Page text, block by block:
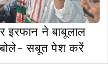
इरफान ने बाबूलाल
बोले- सबूत पेश करें